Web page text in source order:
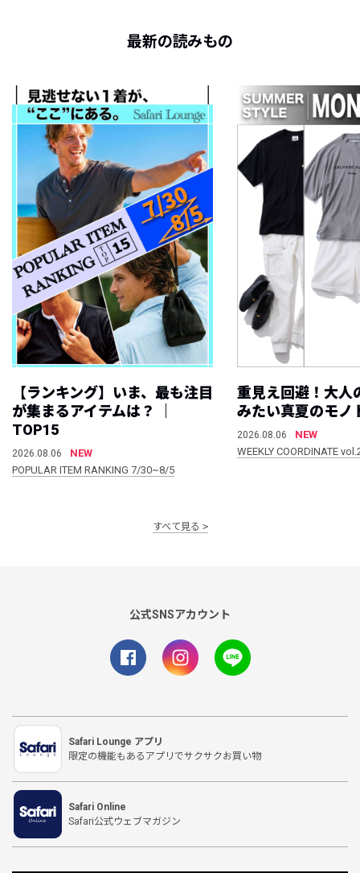
最新の読みもの
【ランキング】いま、最も注目
が集まるアイテムは？ ｜
TOP15
2026.08.06
NEW
POPULAR ITEM RANKING 7/30~8/5
重見え回避！大人
みたい真夏のモノ
2026.08.06
NEW
WEEKLY COORDINATE
すべて見る
公式SNSアカウント
Safari Lounge アプリ
限定の機能もあるアプリでサクサクお買い物
Safari Online
Safari公式ウェブマガジン